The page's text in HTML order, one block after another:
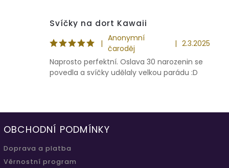
Svíčky na dort Kawaii
|
Anonymní
čaroděj
| 2.3.2025
Naprosto perfektní. Oslava 30 narozenin se
povedla a svíčky udělaly velkou parádu :D
OBCHODNÍ PODMÍNKY
Doprava a platba
Věrnostní program